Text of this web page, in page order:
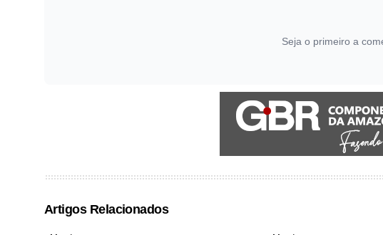
Seja o primeiro a
Artigos Relacionados